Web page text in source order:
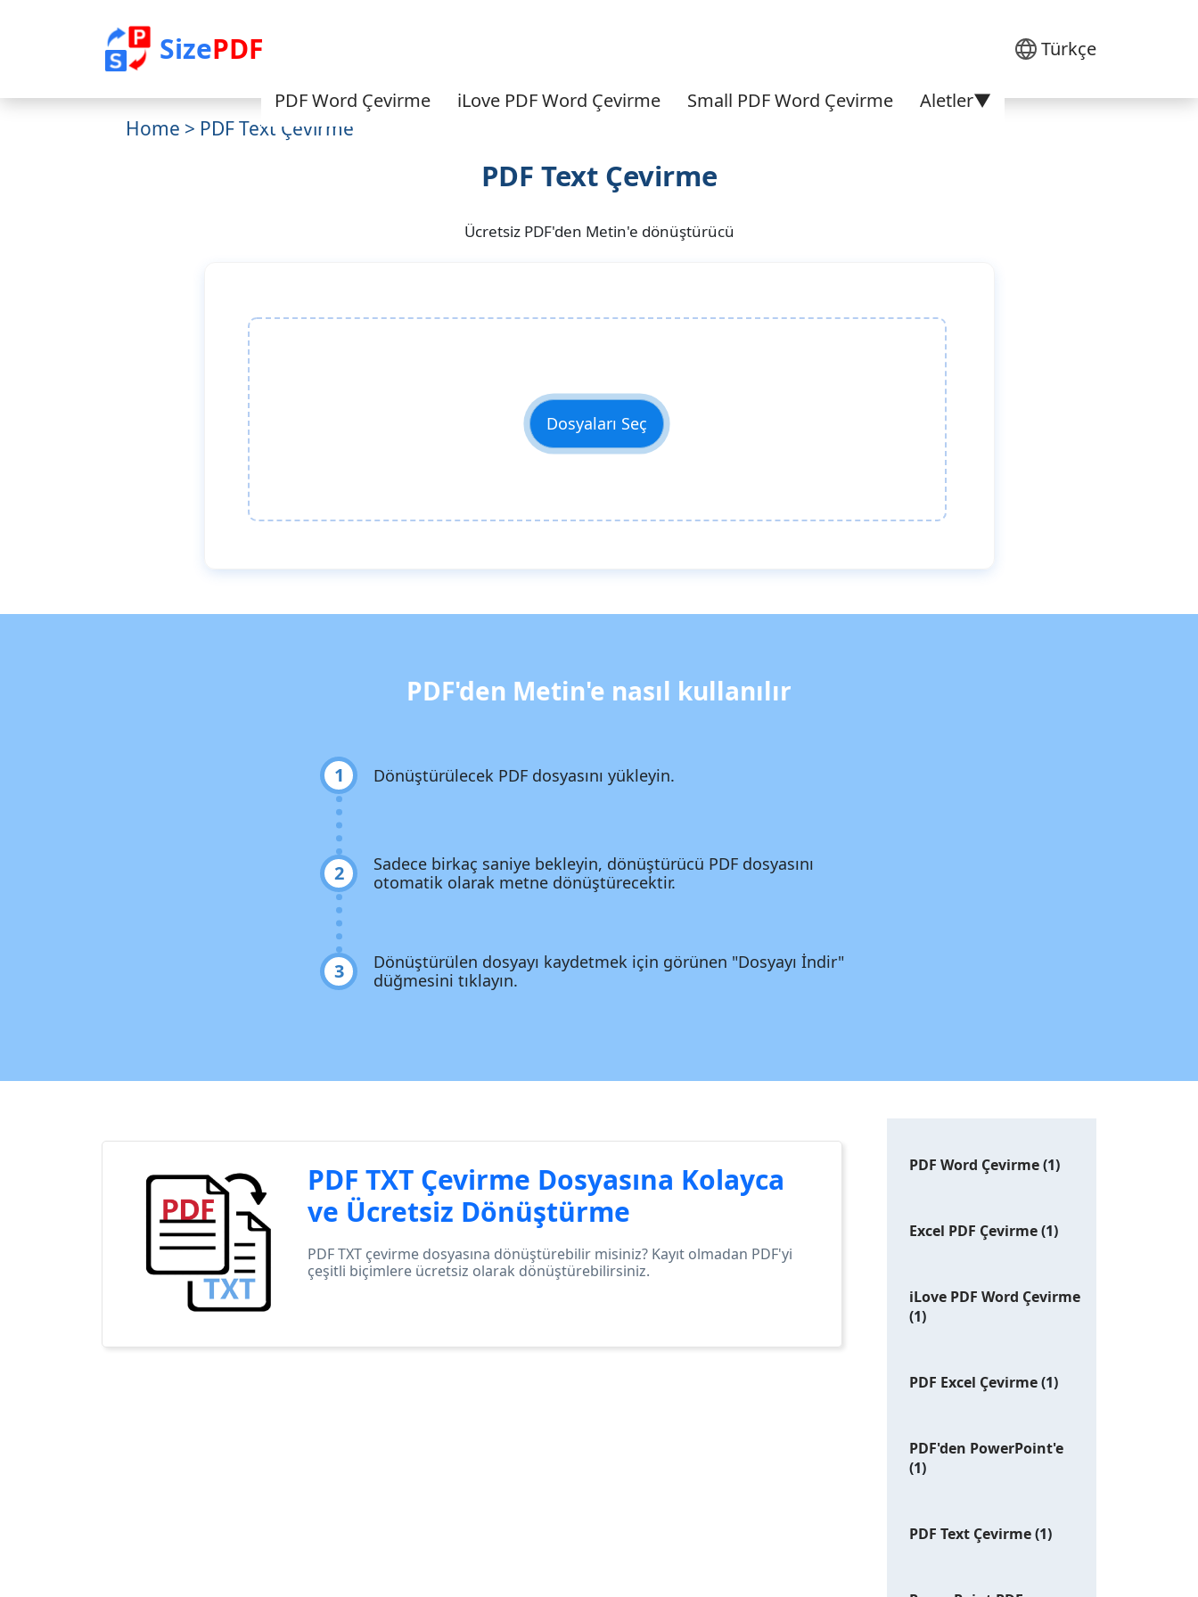
SizePDF Türkçe
PDF Word Çevirme iLove PDF Word Çevirme Small PDF Word Çevirme Aletler▼
Home > PDF Text Çevirme
PDF Text Çevirme
Ücretsiz PDF'den Metin'e dönüştürücü
Dosyaları Seç
PDF'den Metin'e nasıl kullanılır
1 Dönüştürülecek PDF dosyasını yükleyin.
2
Sadece birkaç saniye bekleyin, dönüştürücü PDF dosyasını
otomatik olarak metne dönüştürecektir.
3
Dönüştürülen dosyayı kaydetmek için görünen "Dosyayı İndir"
düğmesini tıklayın.
PDF TXT Çevirme Dosyasına Kolayca
ve Ücretsiz Dönüştürme
PDF TXT çevirme dosyasına dönüştürebilir misiniz? Kayıt olmadan PDF'yi
çeşitli biçimlere ücretsiz olarak dönüştürebilirsiniz.
PDF Word Çevirme(1)
Excel PDF Çevirme(1)
iLove PDF Word Çevirme
(1)
PDF Excel Çevirme(1)
PDF'den PowerPoint'e
(1)
PDF Text Çevirme(1)